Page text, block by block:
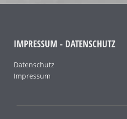
IMPRESSUM - DATENSCHUTZ
Datenschutz
Impressum